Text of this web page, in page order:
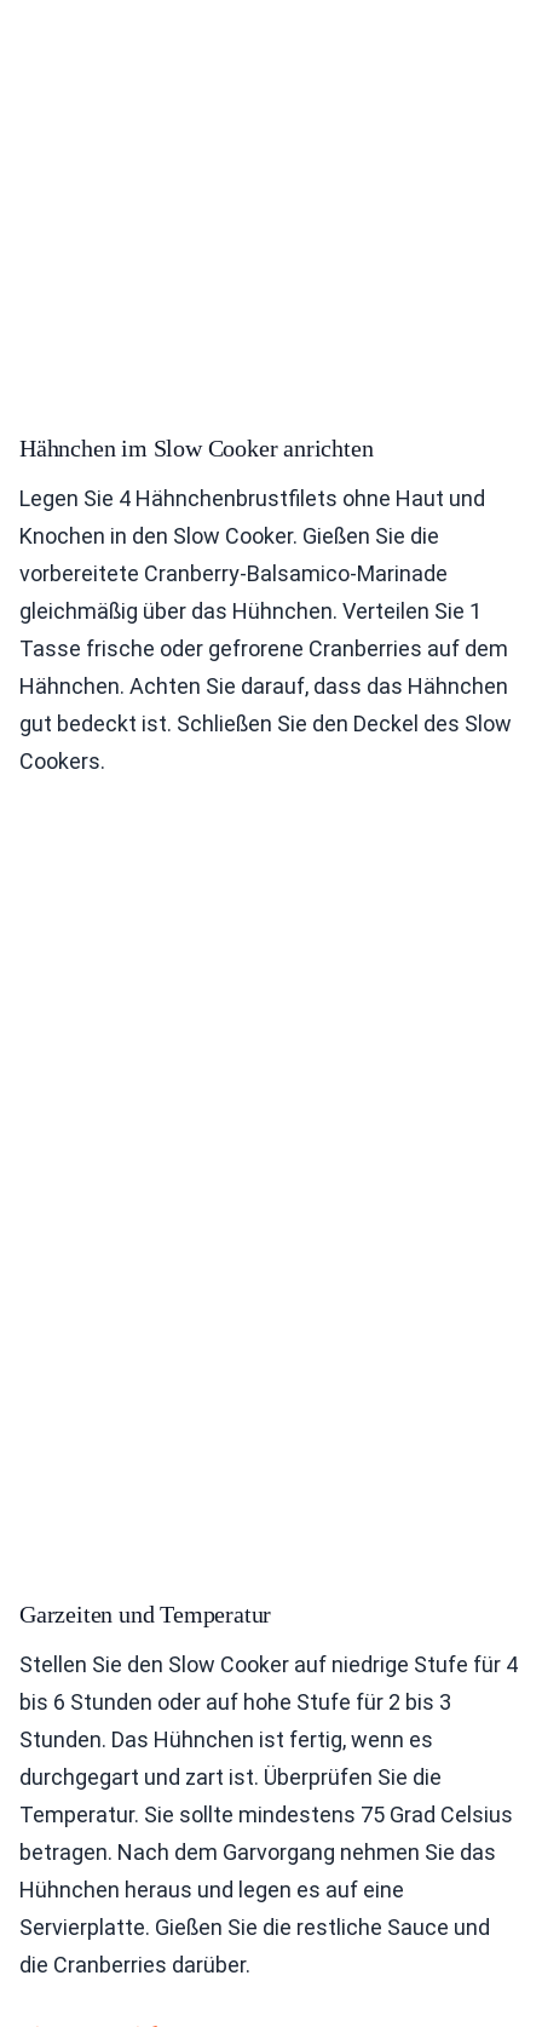
Hähnchen im Slow Cooker anrichten
Legen Sie 4 Hähnchenbrustfilets ohne Haut und
Knochen in den Slow Cooker. Gießen Sie die
vorbereitete Cranberry-Balsamico-Marinade
gleichmäßig über das Hühnchen. Verteilen Sie 1
Tasse frische oder gefrorene Cranberries auf dem
Hähnchen. Achten Sie darauf, dass das Hähnchen
gut bedeckt ist. Schließen Sie den Deckel des Slow
Cookers.
Garzeiten und Temperatur
Stellen Sie den Slow Cooker auf niedrige Stufe für 4
bis 6 Stunden oder auf hohe Stufe für 2 bis 3
Stunden. Das Hühnchen ist fertig, wenn es
durchgegart und zart ist. Überprüfen Sie die
Temperatur. Sie sollte mindestens 75 Grad Celsius
betragen. Nach dem Garvorgang nehmen Sie das
Hühnchen heraus und legen es auf eine
Servierplatte. Gießen Sie die restliche Sauce und
die Cranberries darüber.